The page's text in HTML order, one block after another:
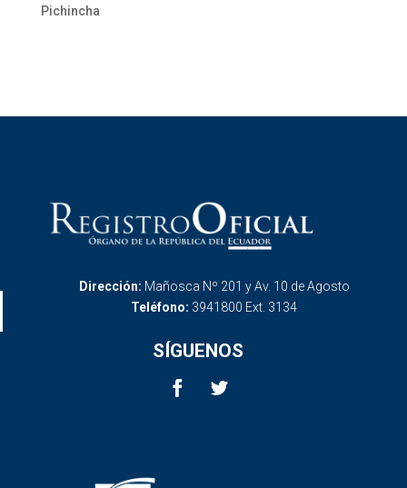
Pichincha
Dirección: Mañosca Nº 201 y Av. 10 de Agosto
Teléfono: 3941800 Ext. 3134
SÍGUENOS